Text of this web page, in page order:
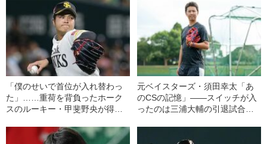
「僕のせいで首位が入れ替わっ
た」……重荷を背負ったホーク
スのルーキー・甲斐野央が得た
元ベイスターズ・須田幸太「あ
のCSの記憶」――スイッチが入
ったのは三浦大輔の引退試合だ